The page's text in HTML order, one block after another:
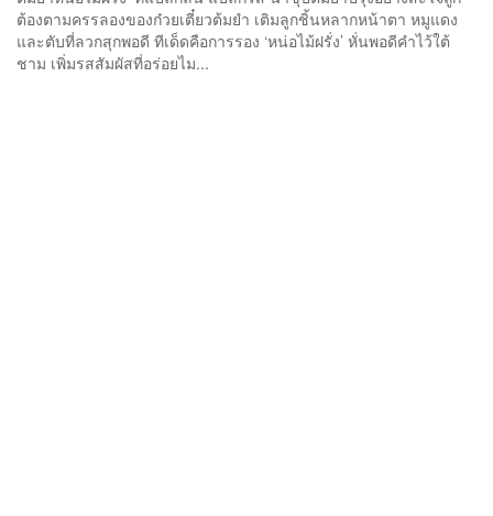
ต้องตามครรลองของก๋วยเตี๋ยวต้มยำ เติมลูกชิ้นหลากหน้าตา หมูแดง
และตับที่ลวกสุกพอดี ทีเด็ดคือการรอง ‘หน่อไม้ฝรั่ง’ หั่นพอดีคำไว้ใต้
ชาม เพิ่มรสสัมผัสที่อร่อยไม...